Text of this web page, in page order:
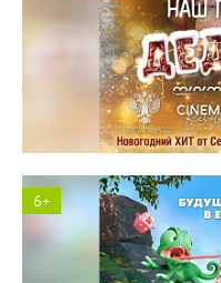
Космос кинотеатр
6+